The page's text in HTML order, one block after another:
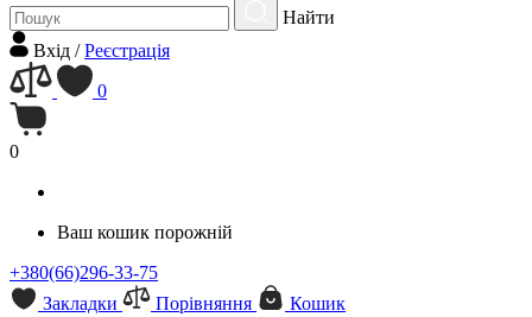
Найти
Вхiд /Реєстрація
0
0
Ваш кошик порожній
+380(66)296-33-75
Закладки
Порівняння
Кошик